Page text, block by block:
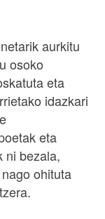
aurkitu
osoko
eta
idazkari
eta
ni bezala,
ohituta